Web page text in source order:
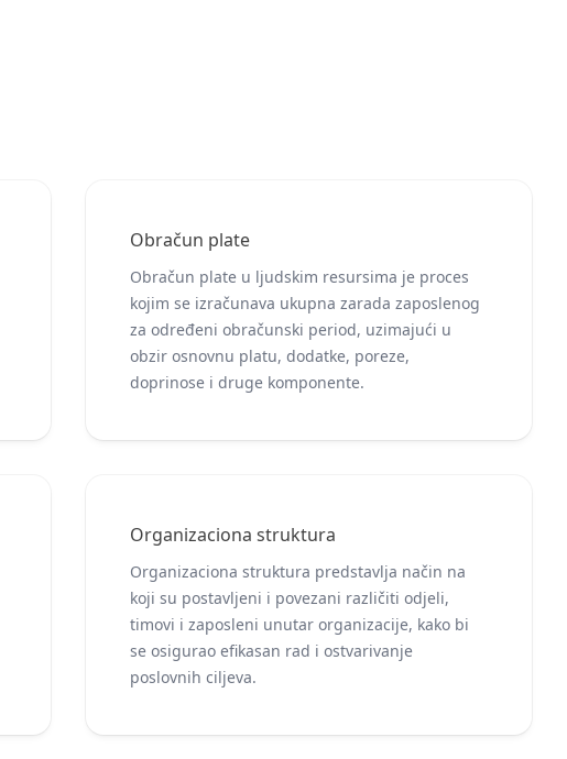
Obračun plate
Obračun plate u ljudskim resursima je proces
kojim se izračunava ukupna zarada zaposlenog
za određeni obračunski period, uzimajući u
obzir osnovnu platu, dodatke, poreze,
doprinose i druge komponente.
Organizaciona struktura
Organizaciona struktura predstavlja način na
koji su postavljeni i povezani različiti odjeli,
timovi i zaposleni unutar organizacije, kako bi
se osigurao efikasan rad i ostvarivanje
poslovnih ciljeva.